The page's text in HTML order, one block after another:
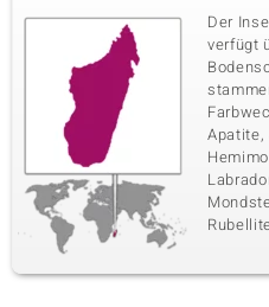
Karatgewicht Summe
Fassung
Zargenfassung
Der
verfügt
Apatite,